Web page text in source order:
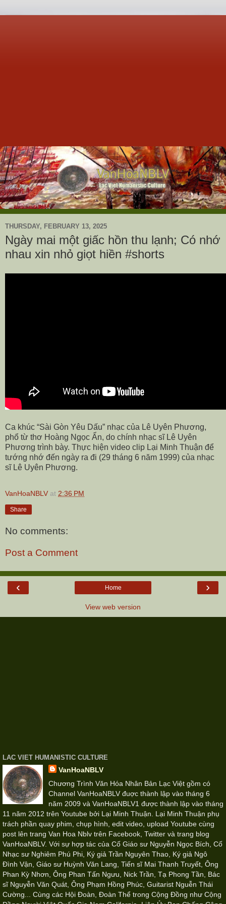
THURSDAY, FEBRUARY 13, 2025
Ngày mai một giấc hồn thu lạnh; Có nhớ
nhau xin nhỏ giọt hiền #shorts
Ca khúc “Sài Gòn Yêu Dấu” nhạc của Lê Uyên Phương,
phổ từ thơ Hoàng Ngọc Ẩn, do chính nhạc sĩ Lê Uyên
Phương trình bày. Thực hiện video clip Lại Minh Thuận để
tướng nhớ đến ngày ra đi (29 tháng 6 năm 1999) của nhạc
sĩ Lê Uyên Phương.
VanHoaNBLV at 2:36 PM
Share
No comments:
Post a Comment
‹ ›
Home
View web version
LAC VIET HUMANISTIC CULTURE
VanHoaNBLV
Chương Trình Văn Hóa Nhân Bản Lạc Việt gồm có
Channel VanHoaNBLV đuợc thành lập vào tháng 6
năm 2009 và VanHoaNBLV1 được thành lập vào tháng
11 năm 2012 trên Youtube bởi Lại Minh Thuận. Lại Minh Thuận phụ
trách phần quay phim, chụp hình, edit video, upload Youtube cùng
post lên trang Van Hoa Nblv trên Facebook, Twitter và trang blog
VanHoaNBLV. Với sự hợp tác của Cố Giáo sư Nguyễn Ngọc Bích, Cố
Nhạc sư Nghiêm Phú Phi, Ký giả Trần Nguyên Thao, Ký giả Ngô
Đình Vận, Giáo sư Huỳnh Văn Lang, Tiến sĩ Mai Thanh Truyết, Ông
Phan Kỳ Nhơn, Ông Phan Tấn Ngưu, Nick Trần, Tạ Phong Tần, Bác
sĩ Nguyễn Văn Quát, Ông Phạm Hồng Phúc, Guitarist Nguễn Thái
Cường... Cùng các Hội Đoàn, Đoàn Thể trong Cộng Đồng như Cộng